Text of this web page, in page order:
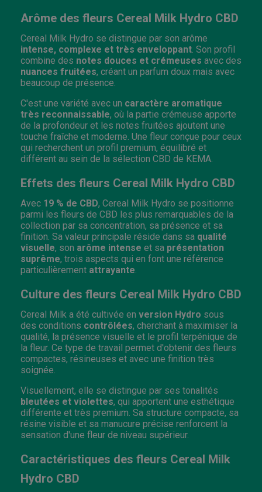
Arôme des fleurs Cereal Milk Hydro CBD
Cereal Milk Hydro se distingue par son arôme
intense, complexe et très enveloppant . Son profil
combine des notes douces et crémeuses avec des
nuances fruitées, créant un parfum doux mais avec
beaucoup de présence.
C'est une variété avec un caractère aromatique
très reconnaissable, où la partie crémeuse apporte
de la profondeur et les notes fruitées ajoutent une
touche fraîche et moderne. Une fleur conçue pour ceux
qui recherchent un profil premium, équilibré et
différent au sein de la sélection CBD de KEMA.
Effets des fleurs Cereal Milk Hydro CBD
Avec 19 % de CBD, Cereal Milk Hydro se positionne
parmi les fleurs de CBD les plus remarquables de la
collection par sa concentration, sa présence et sa
finition. Sa valeur principale réside dans sa qualité
visuelle, son arôme intense et sa présentation
suprême, trois aspects qui en font une référence
particulièrement attrayante
Culture des fleurs Cereal Milk Hydro CBD
Cereal Milk a été cultivée en version Hydro sous
des conditions contrôlées, cherchant à maximiser la
qualité, la présence visuelle et le profil terpénique de
la fleur. Ce type de travail permet d'obtenir des fleurs
compactes, résineuses et avec une finition très
soignée.
Visuellement, elle se distingue par ses tonalités
bleutées et violettes, qui apportent une esthétique
différente et très premium. Sa structure compacte, sa
résine visible et sa manucure précise renforcent la
sensation d'une fleur de niveau supérieur.
Caractéristiques des fleurs Cereal Milk
Hydro CBD